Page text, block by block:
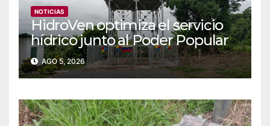
NOTICIAS
‎‎HidroVen optimiza el servicio
hídrico junto al Poder Popular
en Amazonas
AGO 5, 2026